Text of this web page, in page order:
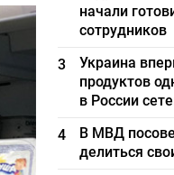
начали
сотрудников
3
Украина
продуктов
в России
4
В МВД
делиться